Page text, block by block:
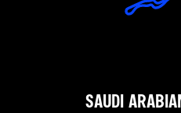
SAUDI